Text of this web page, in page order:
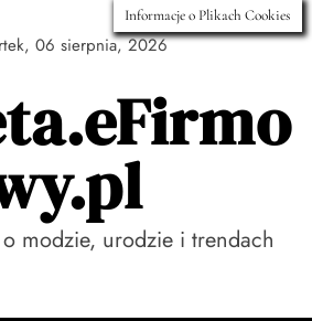
06 sierpnia, 2026
modzie, urodzie i trendach
Informacje o Plikach Cookies